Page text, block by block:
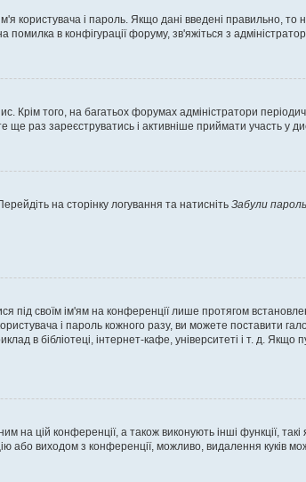
користувача і пароль. Якщо дані введені правильно, то
в конфігурації форуму, зв'яжіться з
Крім того, на багатьох форумах адміністратори
раз зареєструватись і активніше приймати участь у
на сторінку логування та натисніть Забули
під своїм ім'ям на конференції лише протягом
і пароль кожного разу, ви можете поставити
в бібліотеці, інтернет-кафе, університеті і т. д. Якщо
цій конференції, а також виконують інші функції,
або виходом з конференції, можливо, видалення куків